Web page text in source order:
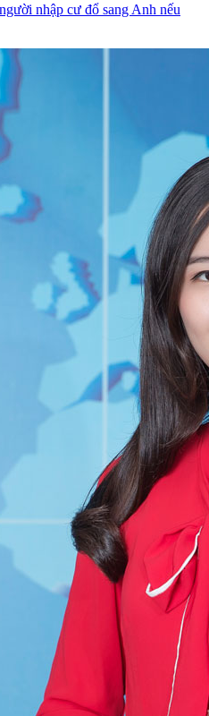
nhập cư đổ sang Anh nếu